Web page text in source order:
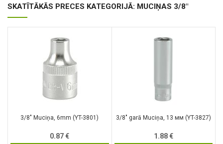
SKATĪTĀKĀS PRECES KATEGORIJĀ: MUCIŅAS 3/8"
3/8″ Muciņa, 6mm (YT-3801)
0.87€
3/8″ garā Muciņa, 13 мм (YT-3827)
1.88€